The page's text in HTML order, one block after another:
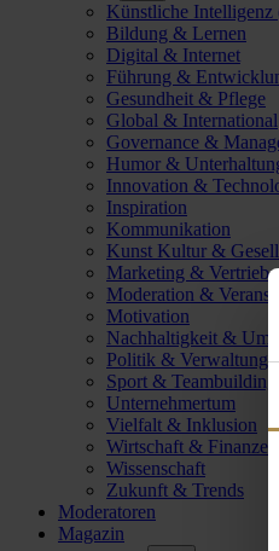
Künstliche
Bildung & Lernen
Digital & Internet
Führung &
Gesundheit & Pflege
Global & International
Governance &
Humor &
Innovation &
Inspiration
Kommunikation
Kunst Kultur &
Marketing & Vertrieb
Moderation &
Motivation
Nachhaltigkeit &
Politik & Verwaltung
Sport & Teambuilding
Unternehmertum
Vielfalt & Inklusion
Wirtschaft & Finanzen
Wissenschaft
Zukunft & Trends
Moderatoren
Magazin